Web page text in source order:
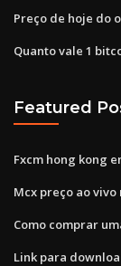
Preço de hoje do
Quanto vale 1
Featured
Fxcm hong kong
Mcx preço ao
Como comprar
Link para